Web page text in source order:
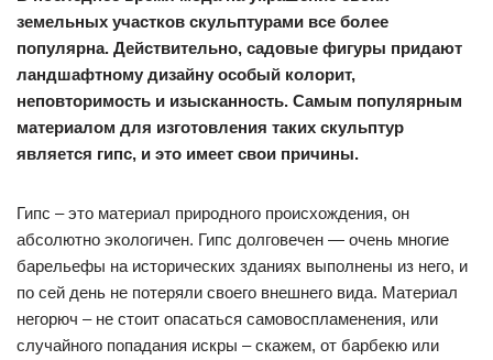
земельных участков скульптурами все более
популярна. Действительно, садовые фигуры придают
ландшафтному дизайну особый колорит,
неповторимость и изысканность. Самым популярным
материалом для изготовления таких скульптур
является гипс, и это имеет свои причины.
Гипс – это материал природного происхождения, он
абсолютно экологичен. Гипс долговечен — очень многие
барельефы на исторических зданиях выполнены из него, и
по сей день не потеряли своего внешнего вида. Материал
негорюч – не стоит опасаться самовоспламенения, или
случайного попадания искры – скажем, от барбекю или